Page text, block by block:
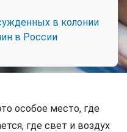
в колонии
в России
особое место, где
где свет и воздух